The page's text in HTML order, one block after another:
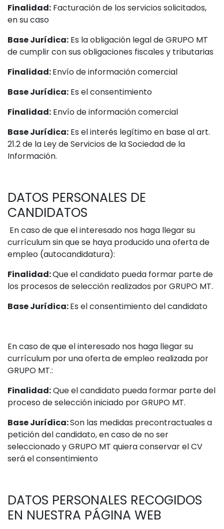
Finalidad: Facturación de los servicios solicitados,
en su caso
Base Jurídica: Es la obligación legal de GRUPO MT
de cumplir con sus obligaciones fiscales y tributarias
Finalidad:Envío de información comercial
Base Jurídica: Es el consentimiento
Finalidad: Envío de información comercial
Base Jurídica: Es el interés legítimo en base al art.
21.2 de la Ley de Servicios de la Sociedad de la
Información.
DATOS PERSONALES DE
CANDIDATOS
En caso de que el interesado nos haga llegar su
currículum sin que se haya producido una oferta de
empleo (autocandidatura):
Finalidad:Que el candidato pueda formar parte de
los procesos de selección realizados por GRUPO MT.
Base Jurídica:Es el consentimiento del candidato
En caso de que el interesado nos haga llegar su
currículum por una oferta de empleo realizada por
GRUPO MT.:
Finalidad:Que el candidato pueda formar parte del
proceso de selección iniciado por GRUPO MT.
Base Jurídica:Son las medidas precontractuales a
petición del candidato, en caso de no ser
seleccionado y GRUPO MT quiera conservar el CV
será el consentimiento
DATOS PERSONALES RECOGIDOS
EN NUESTRA PÁGINA WEB